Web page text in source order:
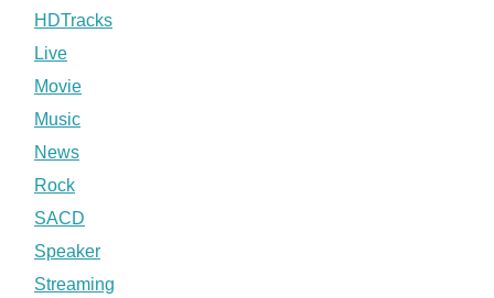
HDTracks
Live
Movie
Music
News
Rock
SACD
Speaker
Streaming